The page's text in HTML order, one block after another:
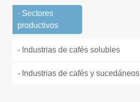
· Sectores
productivos
- Industrias de cafés solubles
- Industrias de cafés y sucedáneos